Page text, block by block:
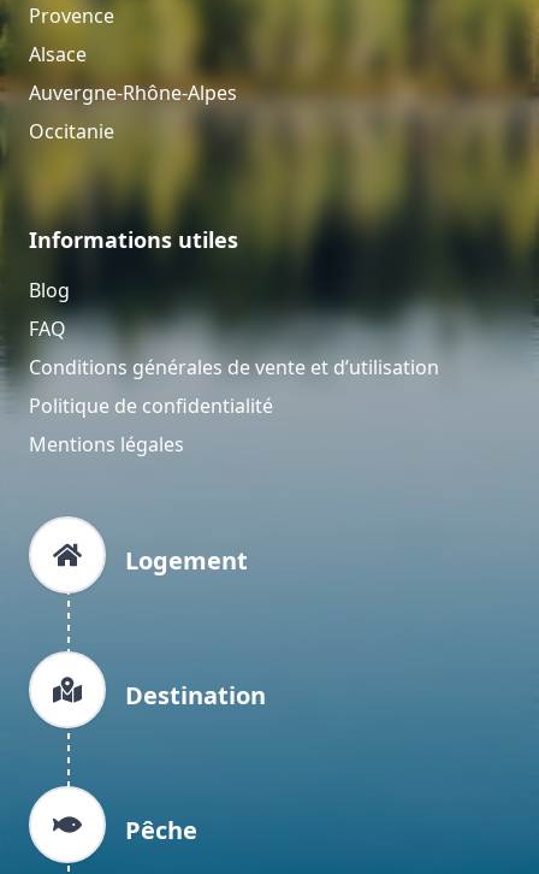
Provence
Alsace
Auvergne-Rhône-Alpes
Occitanie
Informations utiles
Blog
FAQ
Conditions générales de vente et d’utilisation
Politique de confidentialité
Mentions légales
Logement
Destination
Pêche